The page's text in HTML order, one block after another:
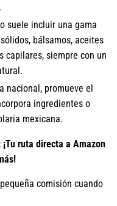
suele incluir una gama
bálsamos, aceites
capilares, siempre con un
nacional, promueve el
ingredientes o
mexicana.
¡Tu ruta directa a Amazon
comisión cuando